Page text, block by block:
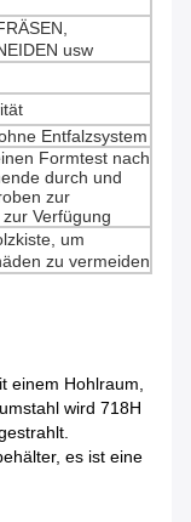
usw
Entfalzsystem
Formtest nach
durch und
zur
Verfügung
um
zu vermeiden
einem Hohlraum,
wird 718H
es ist eine